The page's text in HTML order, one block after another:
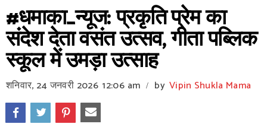
#धमाका_न्यूज: प्रकृति प्रेम का
संदेश देता वसंत उत्सव, गीता पब्लिक
स्कूल में उमड़ा उत्साह
शनिवार, 24 जनवरी 2026 12:06 am / by Vipin Shukla Mama